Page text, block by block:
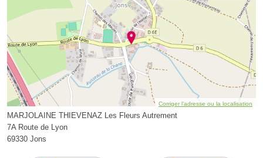
Corriger l’adresse ou la localisation
MARJOLAINE THIEVENAZ Les Fleurs Autrement
7A Route de Lyon
69330 Jons